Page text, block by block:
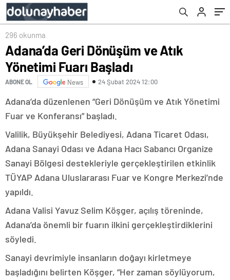
296 okunma
Adana’da Geri Dönüşüm ve Atık
Yönetimi Fuarı Başladı
ABONE OL News 24 Şubat 2024 12:00
Adana’da düzenlenen “Geri Dönüşüm ve Atık Yönetimi
Fuar ve Konferansı” başladı.
Valilik, Büyükşehir Belediyesi, Adana Ticaret Odası,
Adana Sanayi Odası ve Adana Hacı Sabancı Organize
Sanayi Bölgesi destekleriyle gerçekleştirilen etkinlik
TÜYAP Adana Uluslararası Fuar ve Kongre Merkezi’nde
yapıldı.
Adana Valisi Yavuz Selim Köşger, açılış töreninde,
Adana’da önemli bir fuarın ilkini gerçekleştirdiklerini
söyledi.
Sanayi devrimiyle insanların doğayı kirletmeye
başladığını belirten Köşger, “Her zaman söylüyorum,